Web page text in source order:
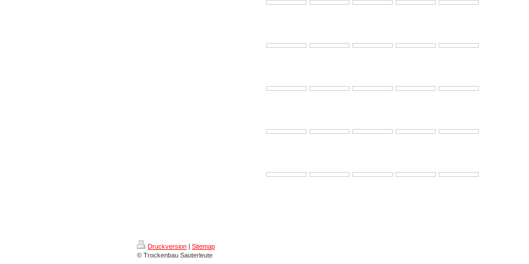
Druckversion | Sitemap
© Trockenbau Sauterleute